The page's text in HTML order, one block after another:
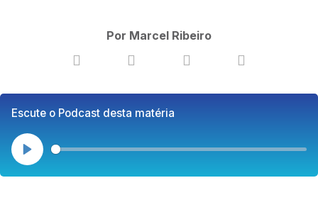
Por Marcel Ribeiro
Escute o Podcast desta matéria
Play